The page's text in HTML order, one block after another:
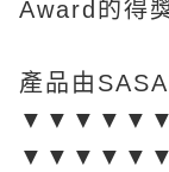
Award的得
產品由